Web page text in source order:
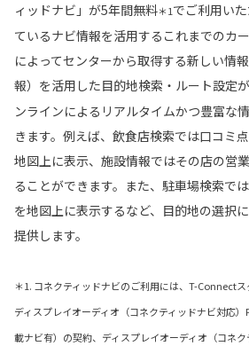
ィッドナビ」が5年間無料＊1でご利用い
ているナビ情報を活用するこれまでのカ
によってセンターから取得する新しい情
報）を活用した目的地検索・ルート設定
ンラインによるリアルタイムかつ豊富な
きます。例えば、飲食店検索では口コミ
地図上に表示、施設情報ではその店の営
ることができます。また、駐車場検索で
を地図上に表示するなど、目的地の選択
提供します。
＊1. コネクティッドナビのご利用には、T-Connectス
ディスプレイオーディオ（コネクティッドナビ対応
載ナビ有）の契約、ディスプレイオーディオ（コネ